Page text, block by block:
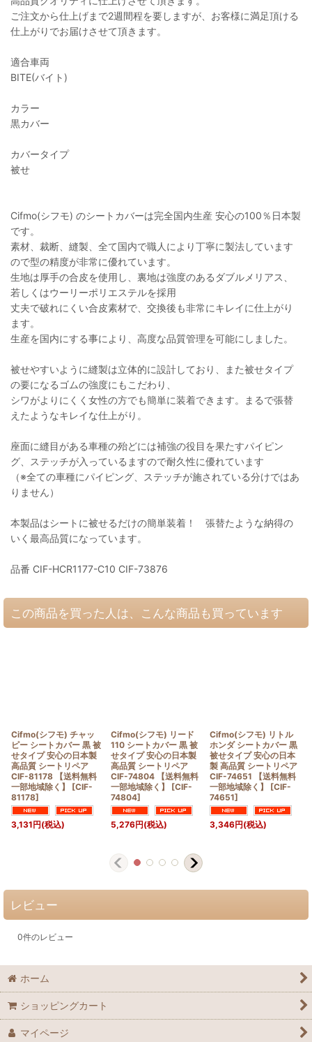
ご注文から仕上げまで2週間程を要しますが、お客様に満足頂ける
仕上がりでお届けさせて頂きます。
適合車両
BITE(バイト)
カラー
黒カバー
カバータイプ
被せ
Cifmo(シフモ) のシートカバーは完全国内生産 安心の100％日本製
です。
素材、裁断、縫製、全て国内で職人により丁寧に製法しています
ので型の精度が非常に優れています。
生地は厚手の合皮を使用し、裏地は強度のあるダブルメリアス、
若しくはウーリーポリエステルを採用
丈夫で破れにくい合皮素材で、交換後も非常にキレイに仕上がり
ます。
生産を国内にする事により、高度な品質管理を可能にしました。
被せやすいように縫製は立体的に設計しており、また被せタイプ
の要になるゴムの強度にもこだわり、
シワがよりにくく女性の方でも簡単に装着できます。まるで張替
えたようなキレイな仕上がり。
座面に縫目がある車種の殆どには補強の役目を果たすパイピン
グ、ステッチが入っているますので耐久性に優れています
（※全ての車種にパイピング、ステッチが施されている分けではあ
りません）
本製品はシートに被せるだけの簡単装着！ 張替たような納得の
いく最高品質になっています。
品番 CIF-HCR1177-C10 CIF-73876
この商品を買った人は、こんな商品も買っています
Cifmo(シフモ) チャッ
ピー シートカバー 黒 被
せタイプ 安心の日本製
高品質 シートリペア
CIF-81178 【送料無料
一部地域除く】
[CIF-
81178]
3,131円(税込)
Cifmo(シフモ) リード
110 シートカバー 黒 被
せタイプ 安心の日本製
高品質 シートリペア
CIF-74804 【送料無料
一部地域除く】
[CIF-
74804]
5,276円(税込)
Cifmo(シフモ) リトル
ホンダ シートカバー 黒
被せタイプ 安心の日本
製 高品質 シートリペア
CIF-74651 【送料無料
一部地域除く】
[CIF-
74651]
3,346円(税込)
レビュー
0件のレビュー
ホーム
ショッピングカート
マイページ